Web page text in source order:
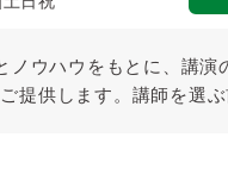
ノウハウをもとに、講
提供します。講師を選